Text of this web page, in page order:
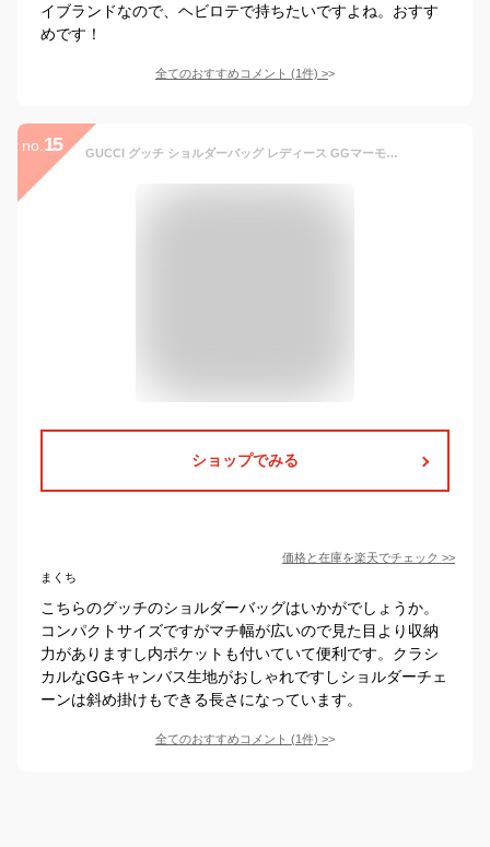
イブランドなので、ヘビロテで持ちたいですよね。おすす
めです！
全てのおすすめコメント (1件) >
no. 15 GUCCI グッチ ショルダーバッグ レディース GGマーモント ブラウン 447632 HVKEG 9772 プレゼント ギフト 実用的
ショップでみる
価格と在庫を楽天でチェック >>
まくち
こちらのグッチのショルダーバッグはいかがでしょうか。
コンパクトサイズですがマチ幅が広いので見た目より収納
力がありますし内ポケットも付いていて便利です。クラシ
カルなGGキャンバス生地がおしゃれですしショルダーチェ
ーンは斜め掛けもできる長さになっています。
全てのおすすめコメント (1件) >